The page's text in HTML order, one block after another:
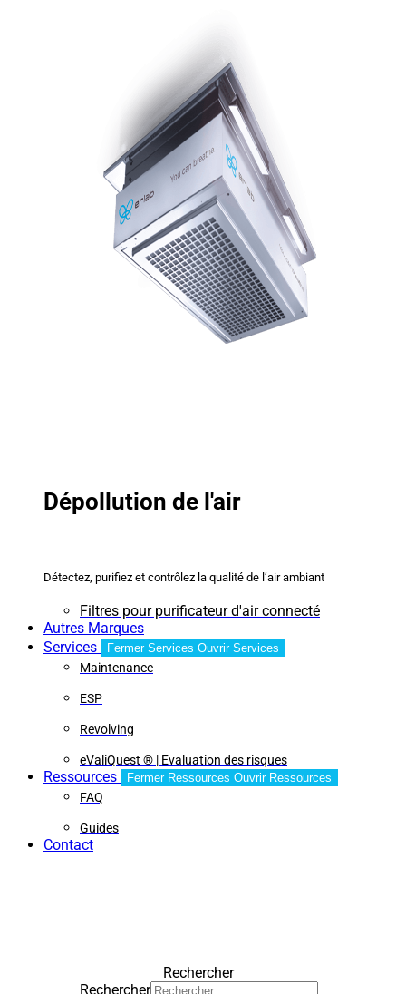
Dépollution de l'air
Détectez, purifiez et contrôlez la qualité de l’air ambiant
Filtres pour purificateur d'air connecté
Autres Marques
Services
Fermer Services Ouvrir Services
Maintenance
ESP
Revolving
eValiQuest ® | Evaluation des risques
Ressources Fermer Ressources Ouvrir Ressources
FAQ
Guides
Contact
Rechercher
Rechercher